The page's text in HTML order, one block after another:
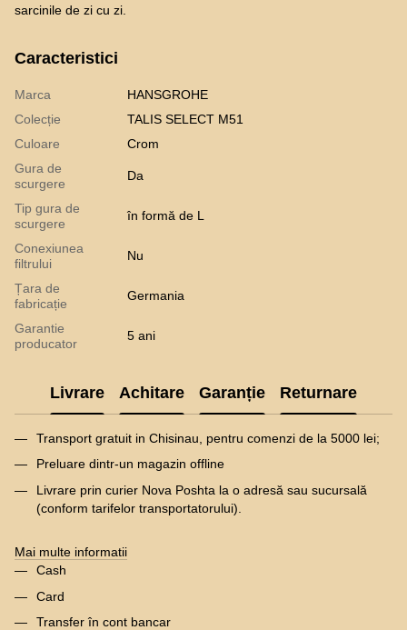
sarcinile de zi cu zi.
Caracteristici
Marca
HANSGROHE
Colecție
TALIS SELECT M51
Culoare
Crom
Gura de
scurgere
Da
Tip gura de
scurgere
în formă de L
Conexiunea
filtrului
Nu
Țara de
fabricație
Germania
Garantie
producator
5 ani
Livrare Achitare Garanție Returnare
Transport gratuit in Chisinau, pentru comenzi de la 5000 lei;
Preluare dintr-un magazin offline
Livrare prin curier Nova Poshta la o adresă sau sucursală
(conform tarifelor transportatorului).
Mai multe informatii
Cash
Card
Transfer în cont bancar